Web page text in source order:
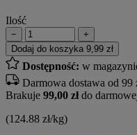
Ilość
−
+
Dodaj do koszyka 9,99 zł
Dostępność: w
Darmowa dostawa od 99
Brakuje 99,00 złdo
(124.88 zł/kg)